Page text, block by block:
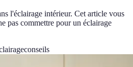
l'éclairage intérieur. Cet article vous
pas commettre pour un éclairage
conseils